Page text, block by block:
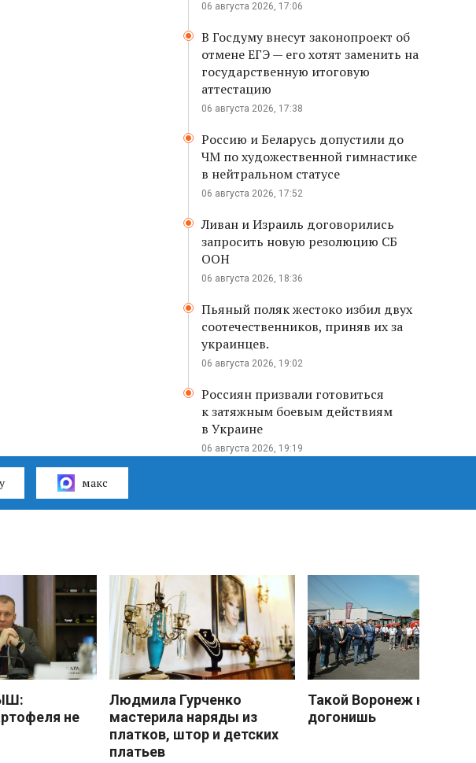
06 августа 2026, 17:06
В Госдуму внесут законопроект об
отмене ЕГЭ — его хотят заменить на
государственную итоговую
аттестацию
06 августа 2026, 17:38
Россию и Беларусь допустили до
ЧМ по художественной гимнастике
в нейтральном статусе
06 августа 2026, 17:52
Ливан и Израиль договорились
запросить новую резолюцию СБ
ООН
06 августа 2026, 18:36
Пьяный поляк жестоко избил двух
соотечественников, приняв их за
украинцев.
06 августа 2026, 19:02
Россиян призвали готовиться
к затяжным боевым действиям
в Украине
06 августа 2026, 19:19
макс
не
Людмила Гурченко
мастерила наряды из
платков, штор и детских
платьев
Такой Воронеж не
догонишь